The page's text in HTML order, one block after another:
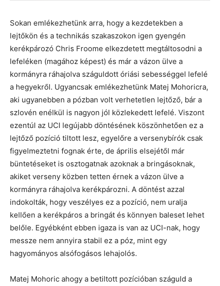
Sokan emlékezhetünk arra, hogy a kezdetekben a
lejtőkön és a technikás szakaszokon igen gyengén
kerékpározó Chris Froome elkezdetett megtáltosodni a
lefeléken (magához képest) és már a vázon ülve a
kormányra ráhajolva száguldott óriási sebességgel lefelé
a hegyekről. Ugyancsak emlékezhetünk Matej Mohoricra,
aki ugyanebben a pózban volt verhetetlen lejtőző, bár a
szlovén enélkül is nagyon jól közlekedett lefelé. Viszont
ezentúl az UCI legújabb döntésének köszönhetően ez a
lejtőző pozíció tiltott lesz, egyelőre a versenybírók csak
figyelmeztetni fognak érte, de április elsejétől már
büntetéseket is osztogatnak azoknak a bringásoknak,
akiket verseny közben tetten érnek a vázon ülve a
kormányra ráhajolva kerékpározni. A döntést azzal
indokolták, hogy veszélyes ez a pozíció, nem uralja
kellően a kerékpáros a bringát és könnyen baleset lehet
belőle. Egyébként ebben igaza is van az UCI-nak, hogy
messze nem annyira stabil ez a póz, mint egy
hagyományos alsófogásos lehajolós.
Matej Mohoric ahogy a betiltott pozícióban száguld a